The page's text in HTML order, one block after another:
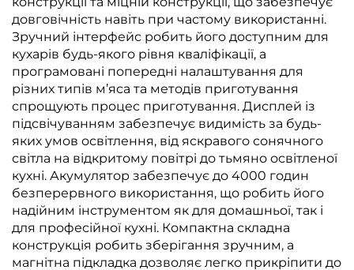
довговічність навіть при частому використанні.
Зручний інтерфейс робить його доступним для
кухарів будь-якого рівня кваліфікації, а
програмовані попередні налаштування для
різних типів м’яса та методів приготування
спрощують процес приготування. Дисплей із
підсвічуванням забезпечує видимість за будь-
яких умов освітлення, від яскравого сонячного
світла на відкритому повітрі до тьмяно освітленої
кухні. Акумулятор забезпечує до 4000 годин
безперервного використання, що робить його
надійним інструментом як для домашньої, так і
для професійної кухні. Компактна складна
конструкція робить зберігання зручним, а
магнітна підкладка дозволяє легко прикріпити до